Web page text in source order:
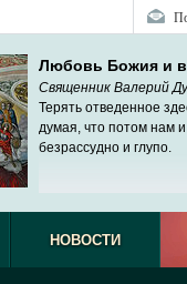
Любовь Божия и
Священник Валерий
Терять отведенное
думая, что потом нам и
безрассудно и глупо.
НОВОСТИ